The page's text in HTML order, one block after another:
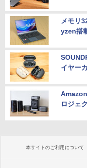
メモリ
yzen搭
イヤー
ロジェ
本サイトのご利用について